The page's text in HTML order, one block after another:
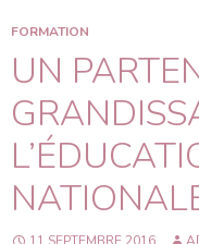
FORMATION
UN